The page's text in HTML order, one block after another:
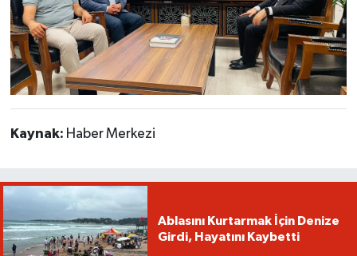
Kaynak: Haber Merkezi
Ablasını Kurtarmak İçin Denize
Girdi, Hayatını Kaybetti